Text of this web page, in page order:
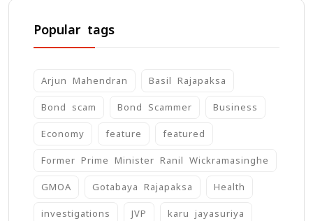
Popular tags
Arjun Mahendran Basil Rajapaksa
Bond scam Bond Scammer Business
Economy feature featured
Former Prime Minister Ranil Wickramasinghe
GMOA Gotabaya Rajapaksa Health
investigations JVP karu jayasuriya